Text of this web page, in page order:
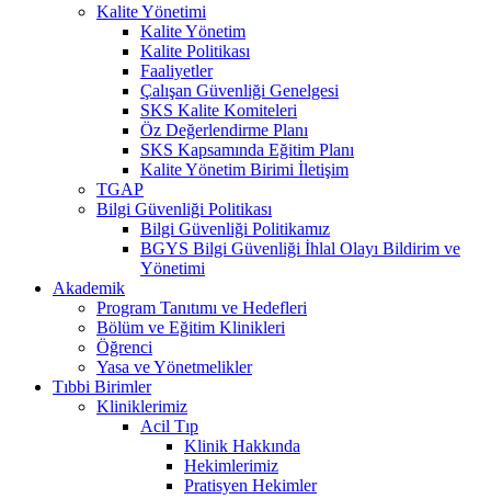
Kalite Yönetimi
Kalite Yönetim
Kalite Politikası
Faaliyetler
Çalışan Güvenliği Genelgesi
SKS Kalite Komiteleri
Öz Değerlendirme Planı
SKS Kapsamında Eğitim Planı
Kalite Yönetim Birimi İletişim
TGAP
Bilgi Güvenliği Politikası
Bilgi Güvenliği Politikamız
BGYS Bilgi Güvenliği İhlal Olayı Bildirim ve
Yönetimi
Akademik
Program Tanıtımı ve Hedefleri
Bölüm ve Eğitim Klinikleri
Öğrenci
Yasa ve Yönetmelikler
Tıbbi Birimler
Kliniklerimiz
Acil Tıp
Klinik Hakkında
Hekimlerimiz
Pratisyen Hekimler